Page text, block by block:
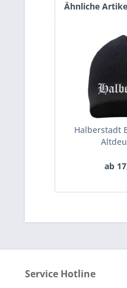
Ähnliche
Halberstadt
ab
Service Hotline